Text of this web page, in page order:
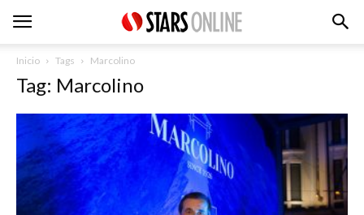
Inicio Tags Marcolino
Tag: Marcolino